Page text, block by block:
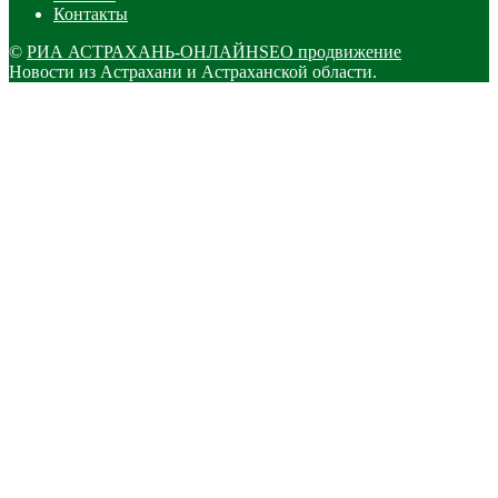
Контакты
© РИА АСТРАХАНЬ-ОНЛАЙНSEO продвижение
Новости из Астрахани и Астраханской области.